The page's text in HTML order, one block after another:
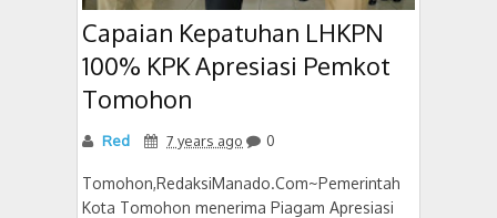
Capaian Kepatuhan LHKPN
100% KPK Apresiasi Pemkot
Tomohon
Red 7 years ago 0
Tomohon,RedaksiManado.Com~Pemerintah
Kota Tomohon menerima Piagam Apresiasi